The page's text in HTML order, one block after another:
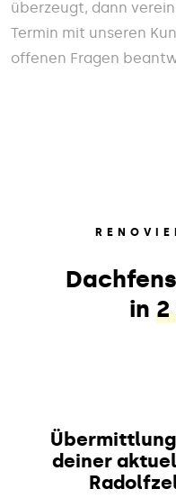
überzeugt, dann
Termin mit unseren
offenen Fragen
in 2
deiner